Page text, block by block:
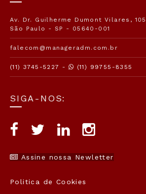
Av. Dr. Guilherme Dumont Vilares,
São Paulo - SP - 05640-001
falecom@manageradm.com.br
(11) 3745-5227 - (11) 99755-8355
SIGA-NOS:
Assine nossa Newletter
Politica de Cookies